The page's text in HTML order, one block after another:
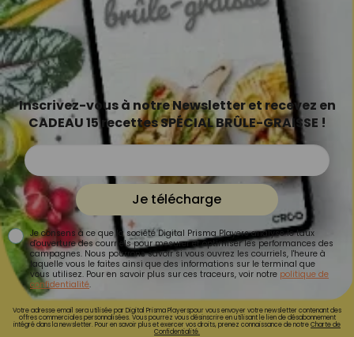
Inscrivez-vous à notre Newsletter et recevez en
CADEAU 15 recettes SPÉCIAL BRÛLE-GRAISSE !
Je télécharge
Je consens à ce que la société Digital Prisma Players analyse le taux
d'ouverture des courriels pour mesurer et optimiser les performances des
campagnes. Nous pourrons savoir si vous ouvrez les courriels, l'heure à
laquelle vous le faites ainsi que des informations sur le terminal que
vous utilisez. Pour en savoir plus sur ces traceurs, voir notre politique de
confidentialité.
Votre adresse email sera utilisée par Digital Prisma Playerspour vous envoyer votre newsletter contenant des
offres commerciales personnalisées. Vous pourrez vous désinscrire en utilisant le lien de désabonnement
intégré dans la newsletter. Pour en savoir plus et exercer vos droits, prenez connaissance de notreCharte de
Confidentialité.